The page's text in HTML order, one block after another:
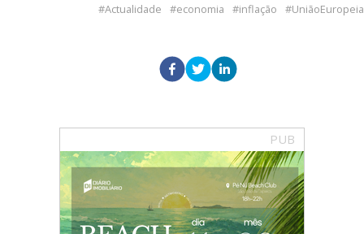
Actualidade economia inflação UniãoEuropeia
PUB